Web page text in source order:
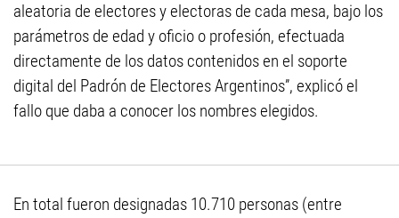
aleatoria de electores y electoras de cada mesa, bajo los
parámetros de edad y oficio o profesión, efectuada
directamente de los datos contenidos en el soporte
digital del Padrón de Electores Argentinos”, explicó el
fallo que daba a conocer los nombres elegidos.
En total fueron designadas 10.710 personas (entre